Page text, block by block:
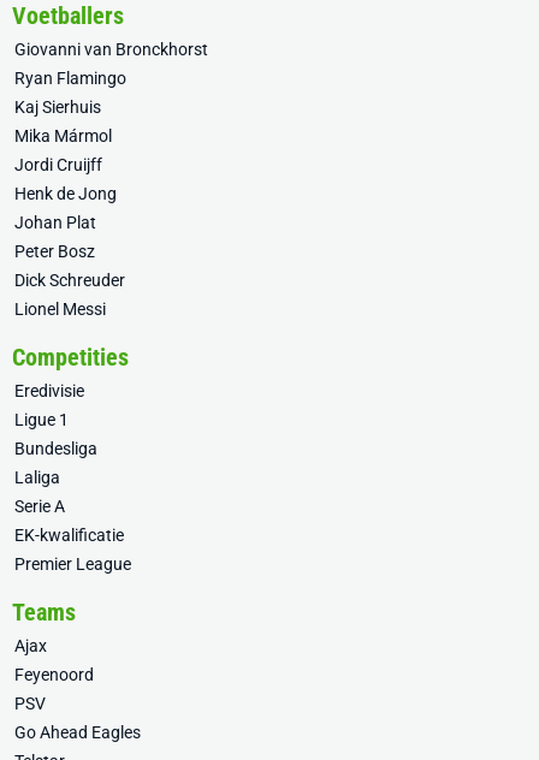
Voetballers
Giovanni van Bronckhorst
Ryan Flamingo
Kaj Sierhuis
Mika Mármol
Jordi Cruijff
Henk de Jong
Johan Plat
Peter Bosz
Dick Schreuder
Lionel Messi
Competities
Eredivisie
Ligue 1
Bundesliga
Laliga
Serie A
EK-kwalificatie
Premier League
Teams
Ajax
Feyenoord
PSV
Go Ahead Eagles